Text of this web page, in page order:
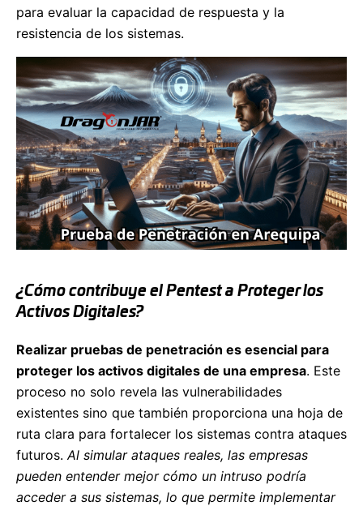
para evaluar la capacidad de respuesta y la
resistencia de los sistemas.
¿Cómo contribuye el Pentest a Proteger los
Activos Digitales?
Realizar pruebas de penetración es esencial para
proteger los activos digitales de una empresa. Este
proceso no solo revela las vulnerabilidades
existentes sino que también proporciona una hoja de
ruta clara para fortalecer los sistemas contra ataques
futuros. Al simular ataques reales, las empresas
pueden entender mejor cómo un intruso podría
acceder a sus sistemas, lo que permite implementar